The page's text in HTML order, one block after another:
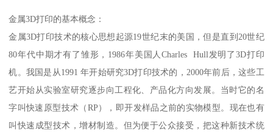
金属3D打印的基本概念：
金属3D打印技术的核心思想起源19世纪末的美国，但是直到20世纪
80年代中期才有了雏形，1986年美国人Charles Hull发明了3D打印
机。我国是从1991 年开始研究3D打印技术的，2000年前后，这些工
艺开始从实验室研究逐步向工程化、产品化方向发展。当时它的名
字叫快速原型技术（RP），即开发样品之前的实物模型。现在也有
叫快速成型技术，增材制造。但为便于公众接受，把这种新技术统